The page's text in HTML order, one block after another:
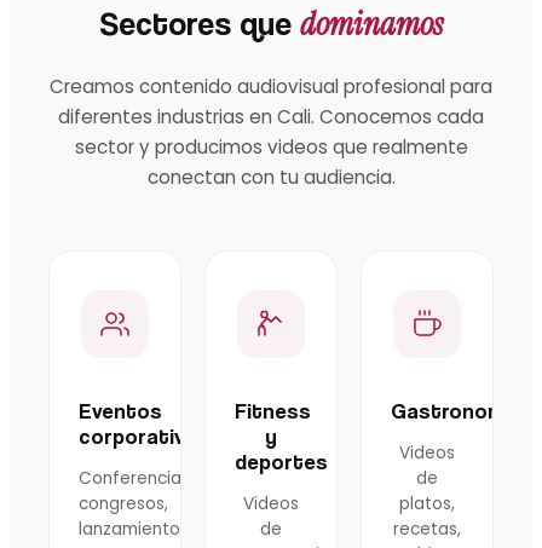
Sectores que dominamos
Creamos contenido audiovisual profesional para
diferentes industrias en Cali. Conocemos cada
sector y producimos videos que realmente
conectan con tu audiencia.
Eventos
corporativos
Conferencias,
congresos,
lanzamientos
Fitness
y
deportes
Videos
de
Gastronomía
Videos
de
platos,
recetas,